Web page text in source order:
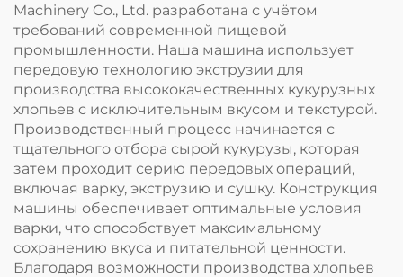
Machinery Co., Ltd. разработана с учётом
требований современной пищевой
промышленности. Наша машина использует
передовую технологию экструзии для
производства высококачественных кукурузных
хлопьев с исключительным вкусом и текстурой.
Производственный процесс начинается с
тщательного отбора сырой кукурузы, которая
затем проходит серию передовых операций,
включая варку, экструзию и сушку. Конструкция
машины обеспечивает оптимальные условия
варки, что способствует максимальному
сохранению вкуса и питательной ценности.
Благодаря возможности производства хлопьев